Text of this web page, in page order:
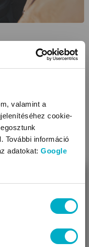
valamint a
cookie-
További információ
adatokat: Google
a gyerek is
hogy az megfelel-e
szeretnek
szívesebben
Hogy ne tűnjön
gyerekülés-
csinálni. Ha
először!